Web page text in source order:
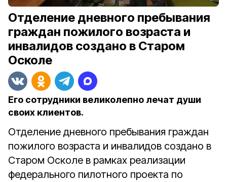
Отделение дневного пребывания
граждан пожилого возраста и
инвалидов создано в Старом
Осколе
Его сотрудники великолепно лечат души
своих клиентов.
Отделение дневного пребывания граждан
пожилого возраста и инвалидов создано в
Старом Осколе в рамках реализации
федерального пилотного проекта по